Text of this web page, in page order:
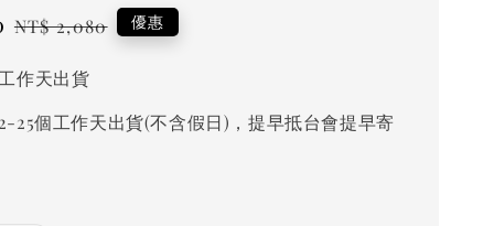
Regular
NT$ 2,080 優惠
作天出貨
25個工作天出貨(不含假日)，提早抵台會提早寄